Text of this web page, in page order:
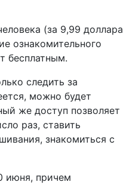
(за 9,99 доллара
ознакомительного
бесплатным.
следить за
можно будет
же доступ позволяет
раз, ставить
знакомиться с
июня, причем